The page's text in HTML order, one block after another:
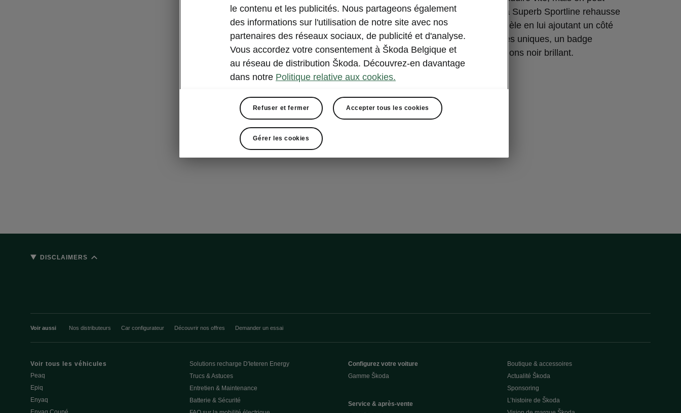
toujours avoir l'air rapide. La Superb Sportline rehausse
l'élégance signature du modèle en lui ajoutant un côté
athlétique, grâce à des jantes uniques, un badge
distinctif, et d’élégantes finitions noir brillant.
DISCLAIMERS
Voir aussi Nos distributeurs Car configurateur Découvrir nos offres Demander un essai
Voir tous les véhicules
Peaq
Epiq
Enyaq
Solutions recharge D'Ieteren Energy
Trucs & Astuces
Entretien & Maintenance
Batterie & Sécurité
Configurez votre voiture
Gamme Škoda
Service & après-vente
Boutique & accessoires
Actualité Škoda
Sponsoring
L’histoire de Škoda
le contenu et les publicités. Nous partageons également
des informations sur l'utilisation de notre site avec nos
partenaires des réseaux sociaux, de publicité et d'analyse.
Vous accordez votre consentement à Škoda Belgique et
au réseau de distribution Škoda. Découvrez-en davantage
dans notre Politique relative aux cookies.
Refuser et fermer Accepter tous les cookies
Gérer les cookies